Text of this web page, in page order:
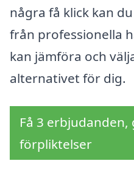
några få klick kan
från professionella
kan jämföra och
alternativet för dig.
Få 3
förpliktelser